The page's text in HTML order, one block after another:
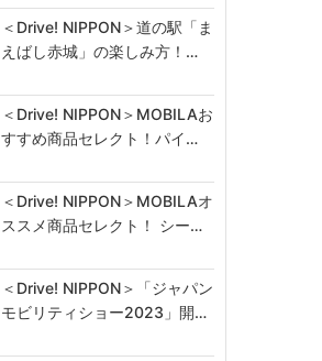
＜Drive! NIPPON＞道の駅「ま
えばし赤城」の楽しみ方！…
＜Drive! NIPPON＞MOBILAお
すすめ商品セレクト！パイ…
＜Drive! NIPPON＞MOBILAオ
ススメ商品セレクト！ シー…
＜Drive! NIPPON＞「ジャパン
モビリティショー2023」開…